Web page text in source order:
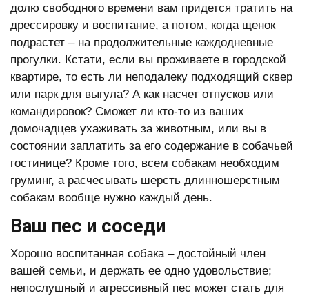
долю свободного времени вам придется тратить на
дрессировку и воспитание, а потом, когда щенок
подрастет – на продолжительные каждодневные
прогулки. Кстати, если вы проживаете в городской
квартире, то есть ли неподалеку подходящий сквер
или парк для выгула? А как насчет отпусков или
командировок? Сможет ли кто-то из ваших
домочадцев ухаживать за животным, или вы в
состоянии заплатить за его содержание в собачьей
гостинице? Кроме того, всем собакам необходим
груминг, а расчесывать шерсть длинношерстным
собакам вообще нужно каждый день.
Ваш пес и соседи
Хорошо воспитанная собака – достойный член
вашей семьи, и держать ее одно удовольствие;
непослушный и агрессивный пес может стать для